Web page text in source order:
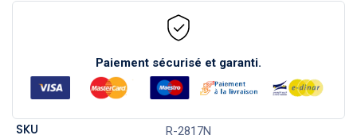
Paiement sécurisé et garanti.
SKU R-2817N